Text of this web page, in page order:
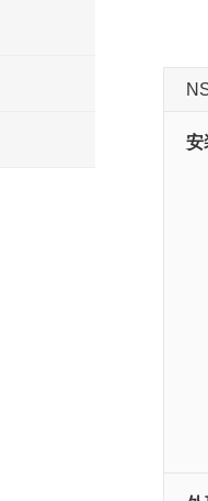
安